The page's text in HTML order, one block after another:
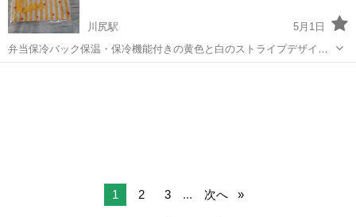
川尻駅
5月1日
弁当保冷バック保温・保冷機能付きの黄色と白のストライプデザイン
の弁当袋。 - 色: 黄色と白のストライプ - デザイン: 赤いドット模様 -
1 2 3 ... 次へ